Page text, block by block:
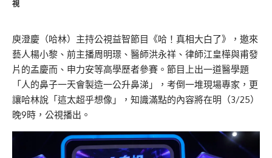
視
庾澄慶（哈林）主持公視益智節目《哈！真相大白了》，邀來
藝人楊小黎、前主播周明璟、醫師洪永祥、律師江皇樺與甫發
片的孟慶而、申力安等高學歷者參賽。節目上出一道醫學題
「人的鼻子一天會製造一公升鼻涕」，考倒一堆現場專家，更
讓哈林說「這太超乎想像」，知識滿點的內容將在明（3/25）
晚9時，公視播出。